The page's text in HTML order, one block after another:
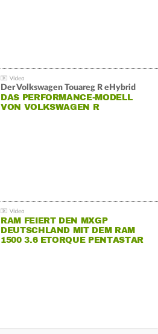
Der Volkswagen Touareg R eHybrid
DAS PERFORMANCE-MODELL
VON VOLKSWAGEN R
RAM FEIERT DEN MXGP
DEUTSCHLAND MIT DEM RAM
1500 3.6 ETORQUE PENTASTAR